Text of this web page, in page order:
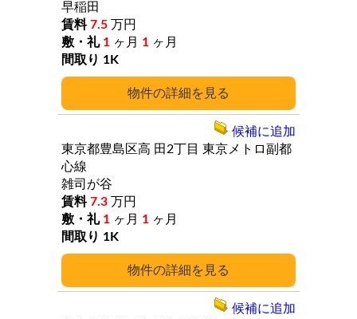
詳細
早稲田
7.5 万円
1 ヶ月 1 ヶ月
1K
詳細
東京都豊島区高 田2丁目 東京メトロ副都
心線
雑司が谷
7.3 万円
1 ヶ月 1 ヶ月
1K
候補に追加
候補に追加